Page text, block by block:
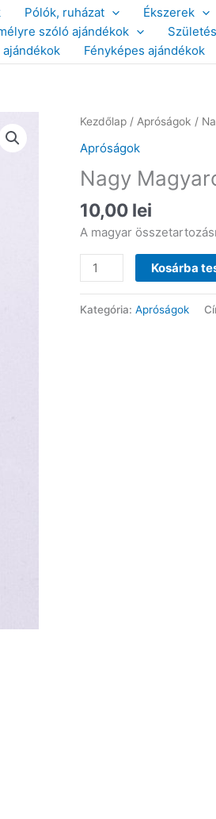
Pólók, ruházat
Ékszerek
szóló ajándékok
Fényképes ajándékok
Kezdőlap / Apróságok /
Apróságok
Nagy
10,00 lei
A magyar
Nagy
Magyarország
BRE13H
Kosárba
Kategória:Apróságok